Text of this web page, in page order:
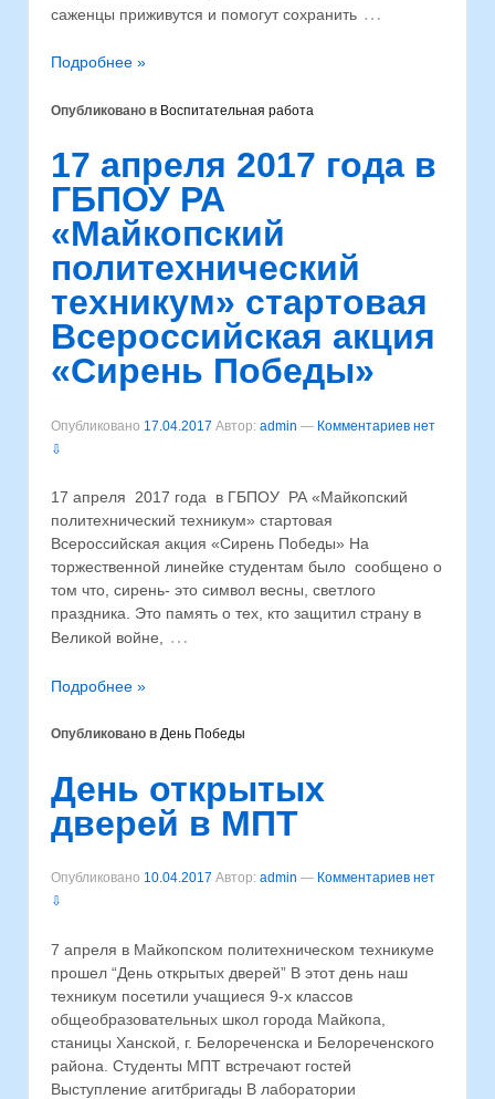
саженцы приживутся и помогут сохранить …
Подробнее »
Опубликовано в Воспитательная работа
17 апреля 2017 года в
ГБПОУ РА
«Майкопский
политехнический
техникум» стартовая
Всероссийская акция
«Сирень Победы»
Опубликовано 17.04.2017 Автор: admin — Комментариев нет
⇩
17 апреля 2017 года в ГБПОУ РА «Майкопский
политехнический техникум» стартовая
Всероссийская акция «Сирень Победы» На
торжественной линейке студентам было сообщено о
том что, сирень- это символ весны, светлого
праздника. Это память о тех, кто защитил страну в
Великой войне, …
Подробнее »
Опубликовано в День Победы
День открытых
дверей в МПТ
Опубликовано 10.04.2017 Автор: admin — Комментариев нет
⇩
7 апреля в Майкопском политехническом техникуме
прошел “День открытых дверей” В этот день наш
техникум посетили учащиеся 9-х классов
общеобразовательных школ города Майкопа,
станицы Ханской, г. Белореченска и Белореченского
района. Студенты МПТ встречают гостей
Выступление агитбригады В лаборатории